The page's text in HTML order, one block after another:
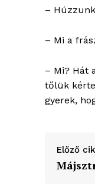
–
– Mi a
– Mi? Hát
tőlük
gyerek,
Előző